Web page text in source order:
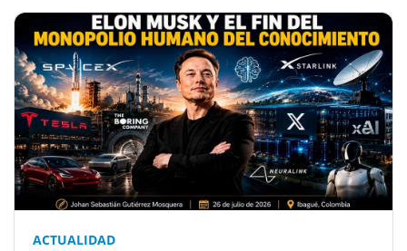
ACTUALIDAD